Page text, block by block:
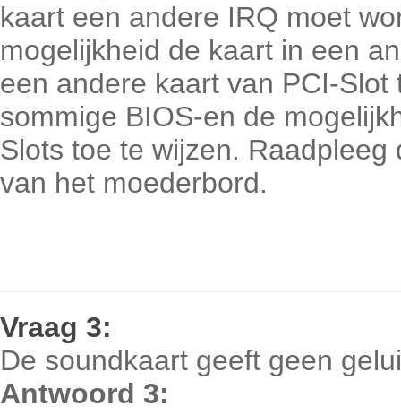
kaart een andere IRQ moet
mogelijkheid de kaart in een
een andere kaart van PCI-
sommige BIOS-en de
Slots toe te wijzen.
van het moederbord.
Vraag 3:
De soundkaart geeft geen
Antwoord 3: